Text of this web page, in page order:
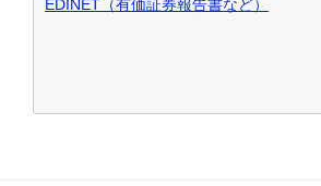
で残りの資金でIPOｾｶﾝﾀﾞﾘｰ･ﾛﾎﾞｱﾄﾞﾊﾞｲｻﾞ
EDINET（有価証券報告書など）